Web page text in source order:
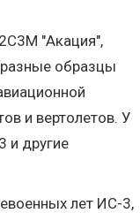
"Акация",
образцы
и вертолетов. У
и другие
лет ИС-3,